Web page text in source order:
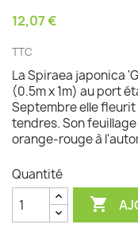
12,07 €
TTC
La Spiraea japonica
(0.5m x 1m) au port
Septembre elle
tendres. Son
orange-rouge à
Quantité
